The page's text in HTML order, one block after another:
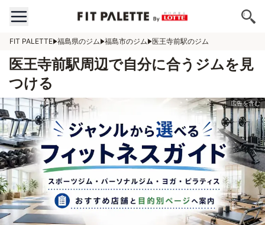
FIT PALETTE 福島県のジム 福島市のジム 医王寺前駅のジム
医王寺前駅周辺で自分に合うジムを見
つける